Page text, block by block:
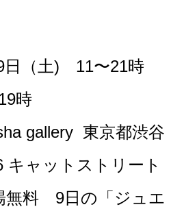
9日（土) 11〜21時
時
gallery 東京都渋谷
キャットストリート
無料 9日の「ジュエ